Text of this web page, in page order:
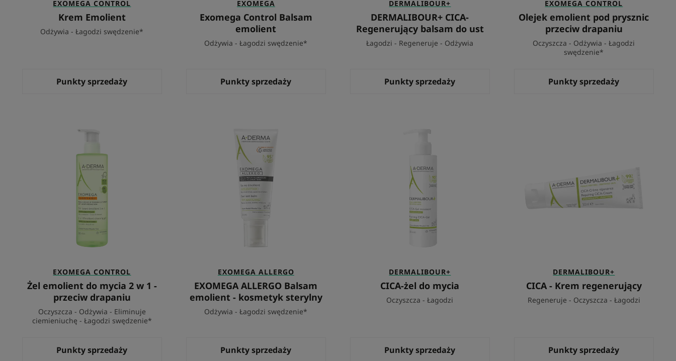
EXOMEGA CONTROL
Krem Emolient
Odżywia - Łagodzi swędzenie*
Punkty sprzedaży
EXOMEGA
Exomega Control Balsam
emolient
Odżywia - Łagodzi swędzenie*
Punkty sprzedaży
DERMALIBOUR+
DERMALIBOUR+ CICA-
Regenerujący balsam do ust
Łagodzi - Regeneruje - Odżywia
Punkty sprzedaży
EXOMEGA CONTROL
Olejek emolient pod prysznic
przeciw drapaniu
Oczyszcza - Odżywia - Łagodzi
swędzenie*
Punkty sprzedaży
emolient
mycia
2
-
przeciw
drapaniu
EXOMEGA CONTROL
Żel emolient do mycia 2 w 1 -
przeciw drapaniu
Oczyszcza - Odżywia - Eliminuje
ciemieniuchę - Łagodzi swędzenie*
Punkty sprzedaży
ALLERGO
Balsam
emolient
-
kosmetyk
sterylny
EXOMEGA ALLERGO
EXOMEGA ALLERGO Balsam
emolient - kosmetyk sterylny
Odżywia - Łagodzi swędzenie*
Punkty sprzedaży
żel
DERMALIBOUR+
CICA-żel do mycia
Oczyszcza - Łagodzi
Punkty sprzedaży
DERMALIBOUR+
CICA - Krem regenerujący
Regeneruje - Oczyszcza - Łagodzi
Punkty sprzedaży